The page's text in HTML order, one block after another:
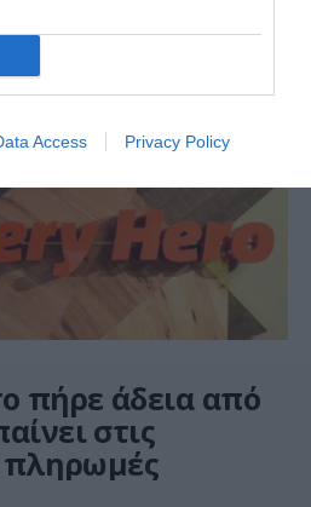
Access Privacy Policy
πήρε άδεια από
στις
πληρωμές